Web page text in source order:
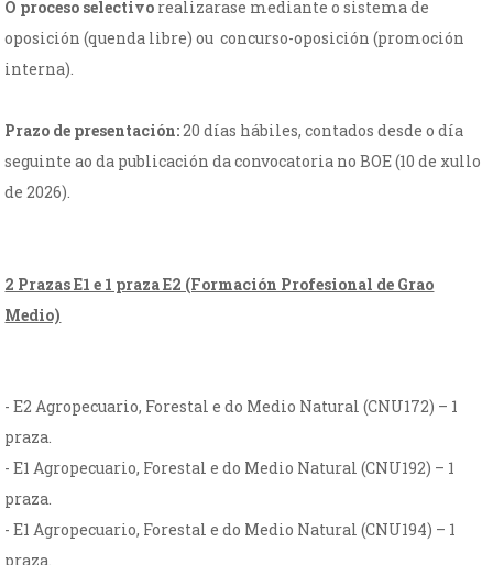
O proceso selectivo realizarase mediante o sistema de
oposición (quenda libre) ou concurso-oposición (promoción
interna).
Prazo de presentación:20 días hábiles, contados desde o día
seguinte ao da publicación da convocatoria no BOE (10 de xullo
de 2026).
2 Prazas E1 e 1 praza E2 (Formación Profesional de Grao
Medio)
- E2 Agropecuario, Forestal e do Medio Natural (CNU172) – 1
praza.
- E1 Agropecuario, Forestal e do Medio Natural (CNU192) – 1
praza.
- E1 Agropecuario, Forestal e do Medio Natural (CNU194) – 1
praza.